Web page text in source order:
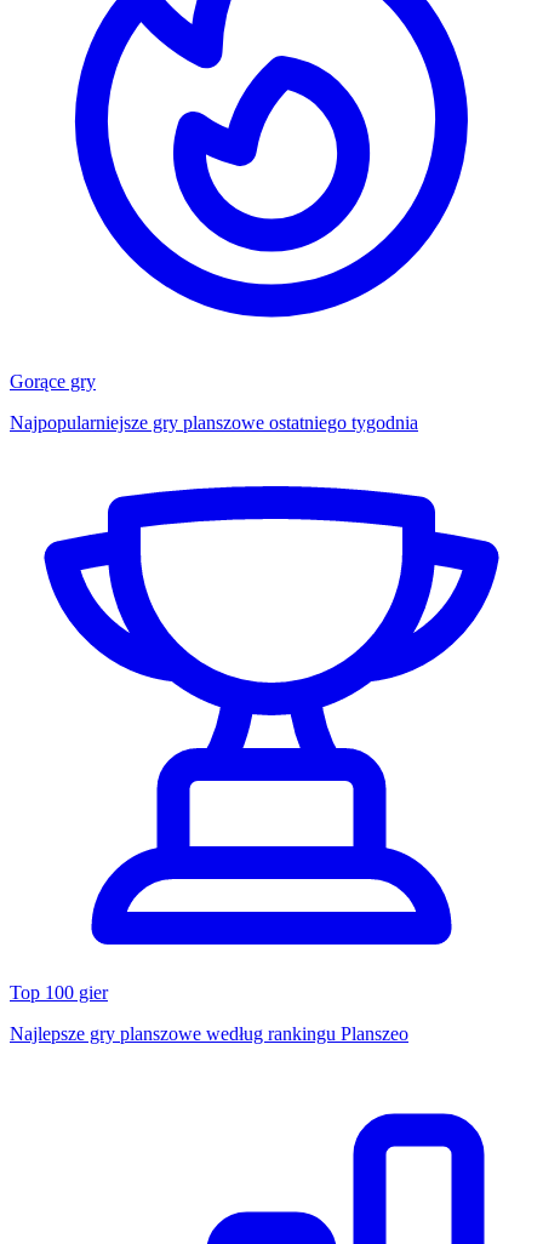
Gorące gry
Najpopularniejsze gry planszowe ostatniego tygodnia
Top 100 gier
Najlepsze gry planszowe według rankingu Planszeo